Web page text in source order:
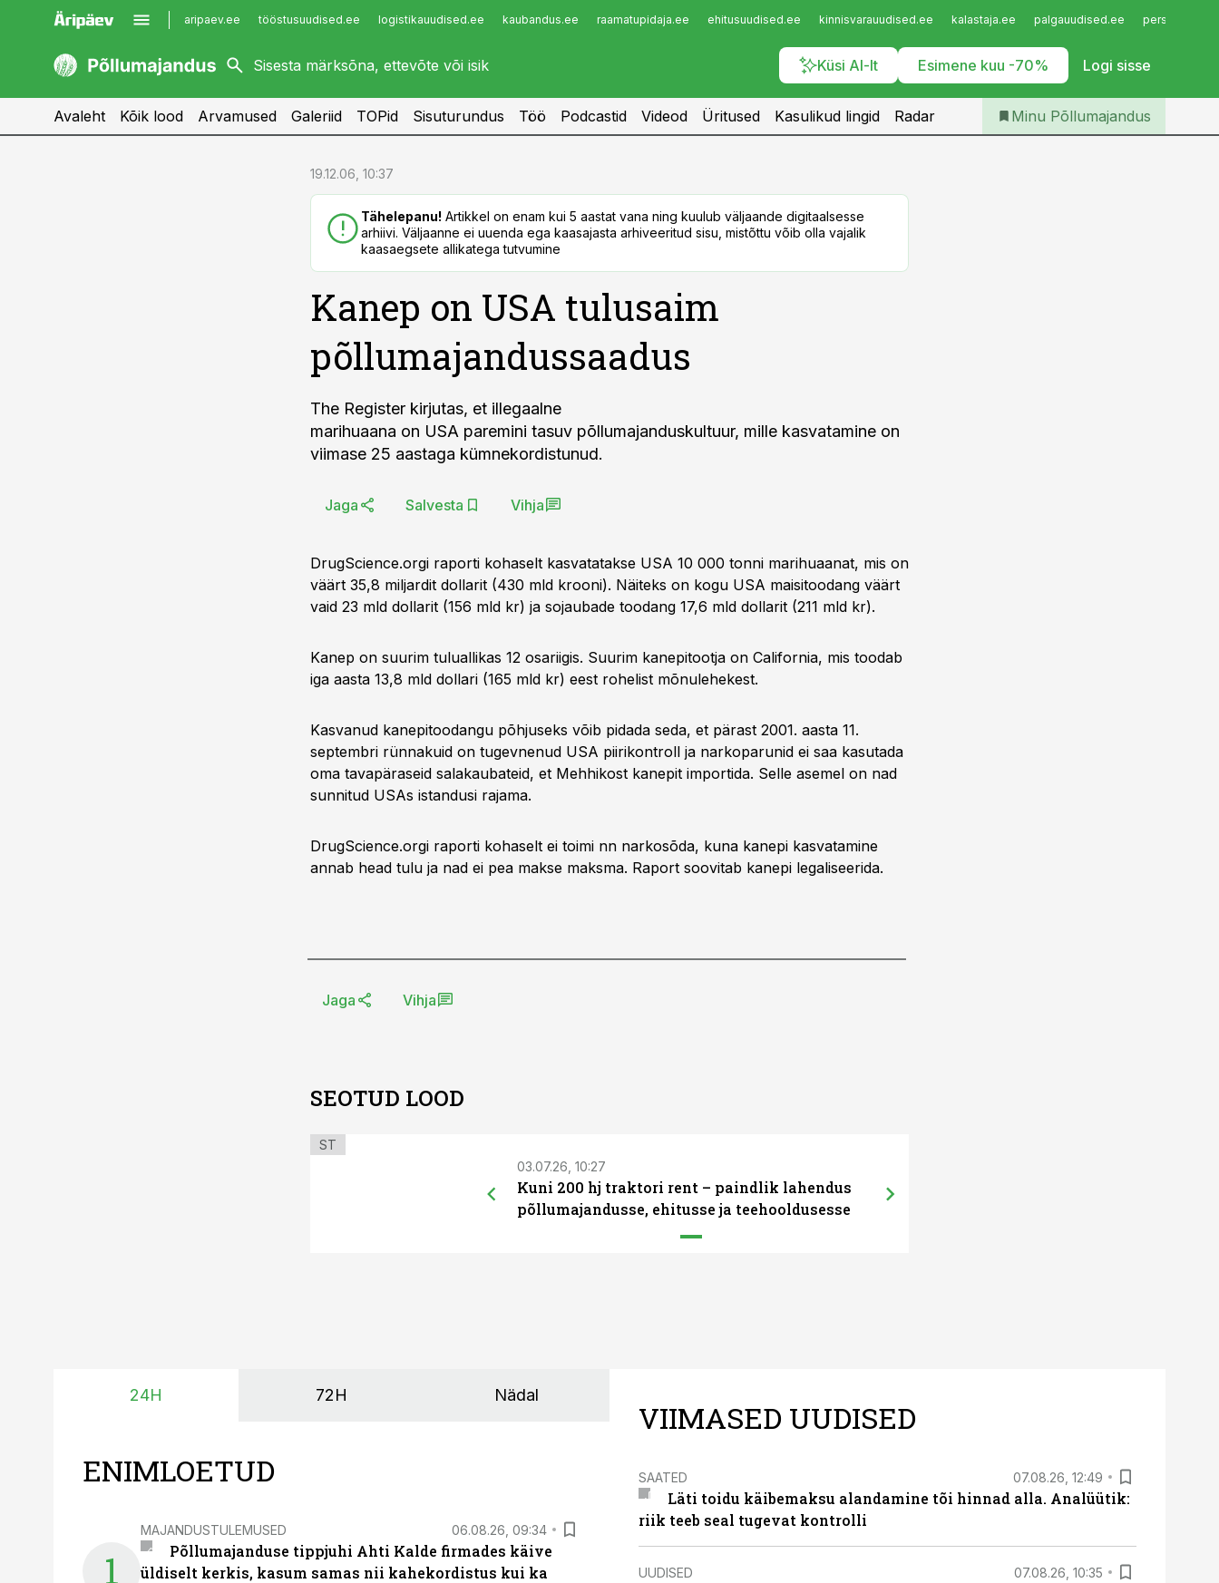
aripaev.ee tööstusuudised.ee logistikauudised.ee kaubandus.ee raamatupidaja.ee ehitusuudised.ee kinnisvarauudised.ee kalastaja.ee palgauudised.ee
Küsi AI-lt Esimene kuu -70% Logi sisse
kaubandus.ee
kinnisvarauudised.ee
imelineajalugu.ee
Infopank
Iseteenindus
Telli Põllumajandus
Avaleht Kõik lood Arvamused Galeriid TOPid Sisuturundus Töö Podcastid Videod Üritused Kasulikud lingid Radar Minu Põllumajandus
19.12.06, 10:37
Tähelepanu! Artikkel on enam kui 5 aastat vana ning kuulub väljaande digitaalsesse
arhiivi. Väljaanne ei uuenda ega kaasajasta arhiveeritud sisu, mistõttu võib olla vajalik
kaasaegsete allikatega tutvumine
Kanep on USA tulusaim
põllumajandussaadus
The Register kirjutas, et illegaalne
marihuaana on USA paremini tasuv põllumajanduskultuur, mille kasvatamine on
viimase 25 aastaga kümnekordistunud.
Jaga Salvesta Vihja
DrugScience.orgi raporti kohaselt kasvatatakse USA 10 000 tonni marihuaanat, mis on
väärt 35,8 miljardit dollarit (430 mld krooni). Näiteks on kogu USA maisitoodang väärt
vaid 23 mld dollarit (156 mld kr) ja sojaubade toodang 17,6 mld dollarit (211 mld kr).
Kanep on suurim tuluallikas 12 osariigis. Suurim kanepitootja on California, mis toodab
iga aasta 13,8 mld dollari (165 mld kr) eest rohelist mõnulehekest.
Kasvanud kanepitoodangu põhjuseks võib pidada seda, et pärast 2001. aasta 11.
septembri rünnakuid on tugevnenud USA piirikontroll ja narkoparunid ei saa kasutada
oma tavapäraseid salakaubateid, et Mehhikost kanepit importida. Selle asemel on nad
sunnitud USAs istandusi rajama.
DrugScience.orgi raporti kohaselt ei toimi nn narkosõda, kuna kanepi kasvatamine
annab head tulu ja nad ei pea makse maksma. Raport soovitab kanepi legaliseerida.
Jaga Vihja
SEOTUD LOOD
ST
03.07.26, 10:27
Kuni 200 hj traktori rent – paindlik lahendus
põllumajandusse, ehitusse ja teehooldusesse
24H 72H Nädal
ENIMLOETUD
1
MAJANDUSTULEMUSED 06.08.26, 09:34
Põllumajanduse tippjuhi Ahti Kalde firmades käive
üldiselt kerkis, kasum samas nii kahekordistus kui ka
VIIMASED UUDISED
SAATED 07.08.26, 12:49
Läti toidu käibemaksu alandamine tõi hinnad alla. Analüütik:
riik teeb seal tugevat kontrolli
UUDISED 07.08.26, 10:35